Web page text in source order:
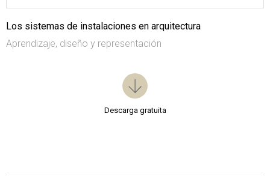
Los sistemas de instalaciones en arquitectura
Aprendizaje, diseño y representación
Descarga gratuita